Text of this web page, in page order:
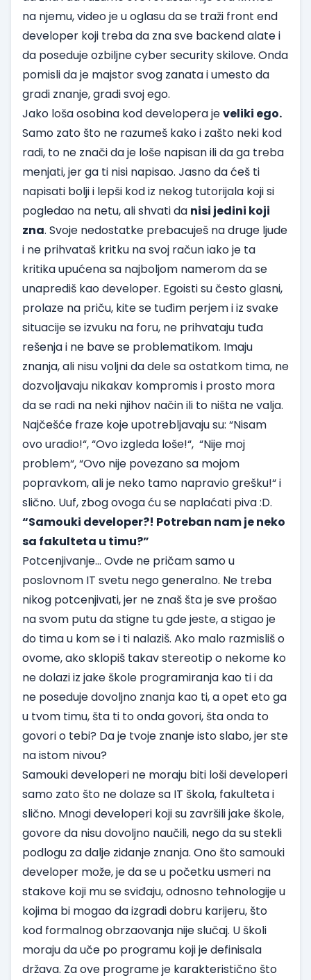
na njemu, video je u oglasu da se traži front end
developer koji treba da zna sve backend alate i
da poseduje ozbiljne cyber security skilove. Onda
pomisli da je majstor svog zanata i umesto da
gradi znanje, gradi svoj ego.
Jako loša osobina kod developera jeveliki ego.
Samo zato što ne razumeš kako i zašto neki kod
radi, to ne znači da je loše napisan ili da ga treba
menjati, jer ga ti nisi napisao. Jasno da ćeš ti
napisati bolji i lepši kod iz nekog tutorijala koji si
pogledao na netu, ali shvati da nisi jedini koji
zna. Svoje nedostatke prebacuješ na druge ljude
i ne prihvataš kritku na svoj račun iako je ta
kritika upućena sa najboljom namerom da se
unaprediš kao developer. Egoisti su često glasni,
prolaze na priču, kite se tuđim perjem i iz svake
situacije se izvuku na foru, ne prihvataju tuđa
rešenja i ne bave se problematikom. Imaju
znanja, ali nisu voljni da dele sa ostatkom tima, ne
dozvoljavaju nikakav kompromis i prosto mora
da se radi na neki njihov način ili to ništa ne valja.
Najčešće fraze koje upotrebljavaju su: “Nisam
ovo uradio!“, “Ovo izgleda loše!“, “Nije moj
problem“, “Ovo nije povezano sa mojom
popravkom, ali je neko tamo napravio grešku!“ i
slično. Uuf, zbog ovoga ću se naplaćati piva :D.
“Samouki developer?! Potreban nam je neko
sa fakulteta u timu?”
Potcenjivanje... Ovde ne pričam samo u
poslovnom IT svetu nego generalno. Ne treba
nikog potcenjivati, jer ne znaš šta je sve prošao
na svom putu da stigne tu gde jeste, a stigao je
do tima u kom se i ti nalaziš. Ako malo razmisliš o
ovome, ako sklopiš takav stereotip o nekome ko
ne dolazi iz jake škole programiranja kao ti i da
ne poseduje dovoljno znanja kao ti, a opet eto ga
u tvom timu, šta ti to onda govori, šta onda to
govori o tebi? Da je tvoje znanje isto slabo, jer ste
na istom nivou?
Samouki developeri ne moraju biti loši developeri
samo zato što ne dolaze sa IT škola, fakulteta i
slično. Mnogi developeri koji su završili jake škole,
govore da nisu dovoljno naučili, nego da su stekli
podlogu za dalje zidanje znanja. Ono što samouki
developer može, je da se u početku usmeri na
stakove koji mu se sviđaju, odnosno tehnologije u
kojima bi mogao da izgradi dobru karijeru, što
kod formalnog obrzaovanja nije slučaj. U školi
moraju da uče po programu koji je definisala
država. Za ove programe je karakteristično što